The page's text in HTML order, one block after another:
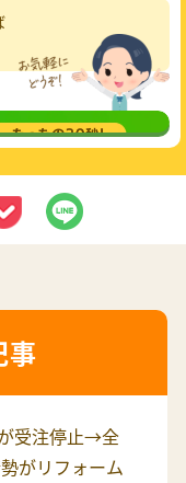
事
受注停止→全
がリフォーム